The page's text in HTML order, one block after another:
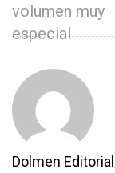
volumen muy
especial
Dolmen Editorial